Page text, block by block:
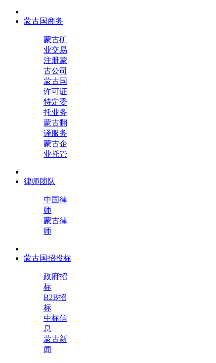
蒙古国商务
蒙古矿
业交易
注册蒙
古公司
蒙古国
许可证
特定委
托业务
蒙古翻
译服务
蒙古企
业托管
律师团队
中国律
师
蒙古律
师
蒙古国招投标
政府招
标
B2B招
标
中标信
息
蒙古新
闻